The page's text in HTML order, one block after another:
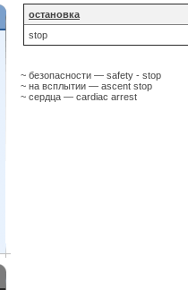
остановка
stop
~ безопасности — safety - stop
~ на всплытии — ascent stop
~ сердца — cardiac arrest